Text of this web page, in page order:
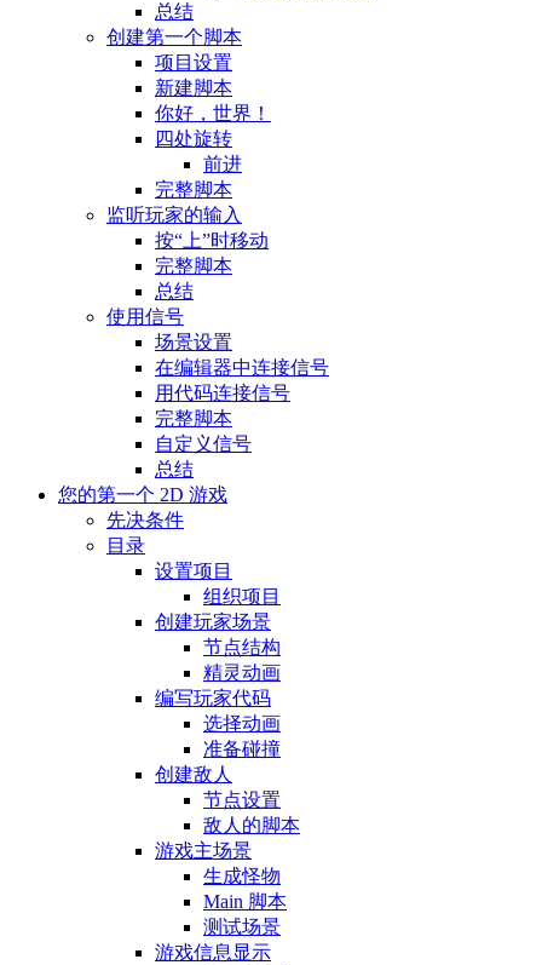
总结
创建第一个脚本
项目设置
新建脚本
你好，世界！
四处旋转
前进
完整脚本
监听玩家的输入
按“上”时移动
完整脚本
总结
使用信号
场景设置
在编辑器中连接信号
用代码连接信号
完整脚本
自定义信号
总结
您的第一个 2D 游戏
先决条件
目录
设置项目
组织项目
创建玩家场景
节点结构
精灵动画
编写玩家代码
选择动画
准备碰撞
创建敌人
节点设置
敌人的脚本
游戏主场景
生成怪物
Main 脚本
测试场景
游戏信息显示